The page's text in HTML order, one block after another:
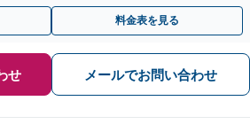
大阪天満宮駅すぐ】
料金表を見る
せ メールでお問い合わせ